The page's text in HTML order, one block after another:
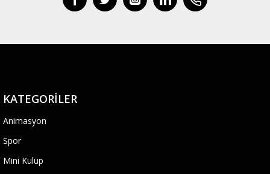
KATEGORILER
Animasyon
Spor
Mini Kulüp